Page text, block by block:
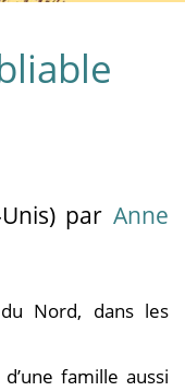
parAnne
Nord, dans les
famille aussi